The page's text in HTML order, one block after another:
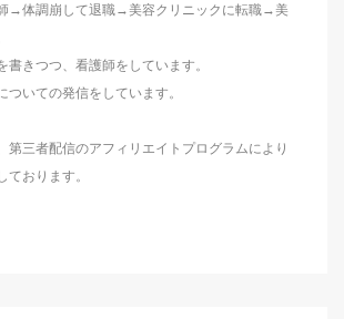
→体調崩して退職→美容クリニックに転職→美
書きつつ、看護師をしています。
ついての発信をしています。
三者配信のアフィリエイトプログラムにより
ております。